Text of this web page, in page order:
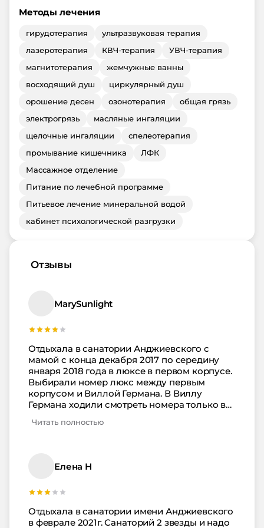
Методы лечения
гирудотерапия
ультразвуковая терапия
лазеротерапия
КВЧ-терапия
УВЧ-терапия
магнитотерапия
жемчужные ванны
восходящий душ
циркулярный душ
орошение десен
озонотерапия
общая грязь
электрогрязь
масляные ингаляции
щелочные ингаляции
спелеотерапия
промывание кишечника
ЛФК
Массажное отделение
Питание по лечебной программе
Питьевое лечение минеральной водой
кабинет психологической разгрузки
Отзывы
MarySunlight
Отдыхала в санатории Анджиевского с
мамой с конца декабря 2017 по середину
января 2018 года в люксе в первом корпусе.
Выбирали номер люкс между первым
корпусом и Виллой Германа. В Виллу
Германа ходили смотреть номера только в
поедем туда. Что до первого корпуса, то
перегородки между ними. Отсюда 2
комнаты, раздельный санузел, просторный
достаточное колическво вешалок в обоих
шкафах. Мебель новая, в гостинной
большой телевизор, в спальне - маленький,
Читать полностью
Елена Н
Отдыхала в санатории имени Анджиевского
в феврале 2021г. Санаторий 2 звезды и надо